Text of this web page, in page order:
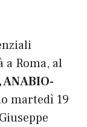
a Roma, al
ANABIO-
martedì 19